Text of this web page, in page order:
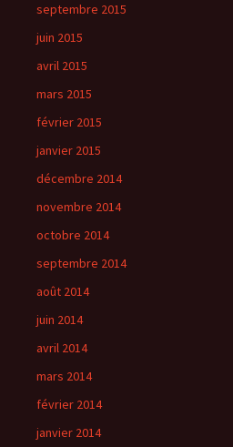
septembre 2015
juin 2015
avril 2015
mars 2015
février 2015
janvier 2015
décembre 2014
novembre 2014
octobre 2014
septembre 2014
août 2014
juin 2014
avril 2014
mars 2014
février 2014
janvier 2014